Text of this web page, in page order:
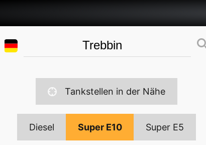
Tankstellen in der Nähe
Diesel Super E10 Super E5